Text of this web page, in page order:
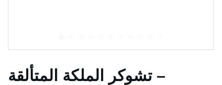
تشوكر الملكة المتألقة –